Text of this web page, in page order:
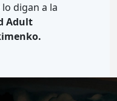
digan a la
Adult